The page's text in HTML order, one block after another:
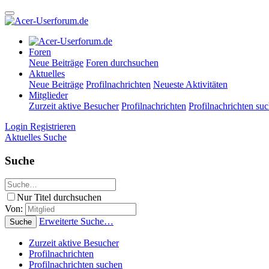
Foren
Neue Beiträge Foren durchsuchen
Aktuelles
Neue Beiträge Profilnachrichten Neueste Aktivitäten
Mitglieder
Zurzeit aktive Besucher Profilnachrichten Profilnachrichten
Login Registrieren
Aktuelles Suche
Suche
Nur Titel durchsuchen
Von:
Suche Erweiterte Suche…
Zurzeit aktive Besucher
Profilnachrichten
Profilnachrichten suchen